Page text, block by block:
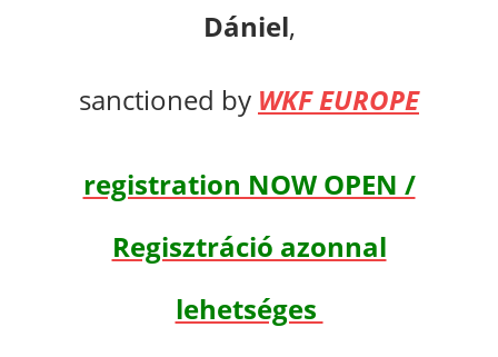
Dániel,
sanctioned by WKF EUROPE
registration NOW OPEN /
Regisztráció azonnal
lehetséges